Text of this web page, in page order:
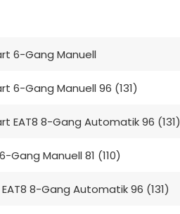
6-Gang Manuell
6-Gang Manuell 96 (131)
EAT8 8-Gang Automatik 96 (131)
Gang Manuell 81 (110)
8-Gang Automatik 96 (131)